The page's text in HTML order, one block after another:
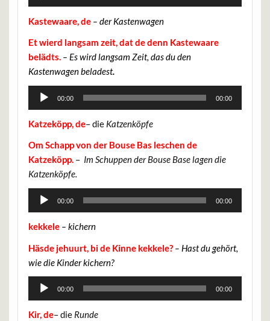
Kastewaare, de – der Kastenwagen
Et wierd langsam zeit, dat de denn Kastewaare
belädts. – Es wird langsam Zeit, das du den
Kastenwagen beladest.
Audio-
00:00 00:00
Katzeköpp, de– die Katzenköpfe
Om Schapp von der Bouse Bas leschen de
Katzeköpp. – Im Schuppen der Bouse Base lagen die
Katzenköpfe.
Audio-
00:00 00:00
kekkele – kichern
Häsde jehuurt, bi de Kinne kekkele? – Hast du gehört,
wie die Kinder kichern?
Audio-
00:00 00:00
Kir, de– die Runde